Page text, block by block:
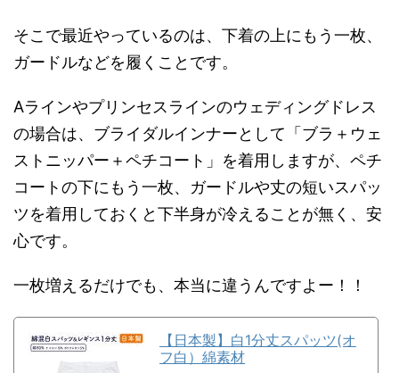
そこで最近やっているのは、下着の上にもう一枚、
ガードルなどを履くことです。
Aラインやプリンセスラインのウェディングドレス
の場合は、ブライダルインナーとして「ブラ＋ウェ
ストニッパー＋ペチコート」を着用しますが、ペチ
コートの下にもう一枚、ガードルや丈の短いスパッ
ツを着用しておくと下半身が冷えることが無く、安
心です。
一枚増えるだけでも、本当に違うんですよー！！
【日本製】白1分丈スパッツ(オ
フ白）綿素材